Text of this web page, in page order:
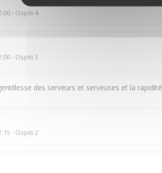
- Ospiti 4
- Ospiti 3
des serveurs et serveuses et la rapidité
- Ospiti 2